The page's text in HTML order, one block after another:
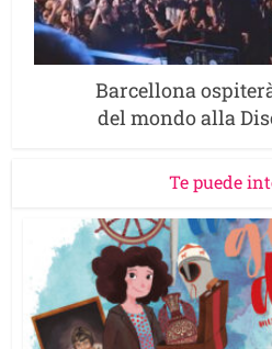
Barcellona
del mondo alla
Te puede